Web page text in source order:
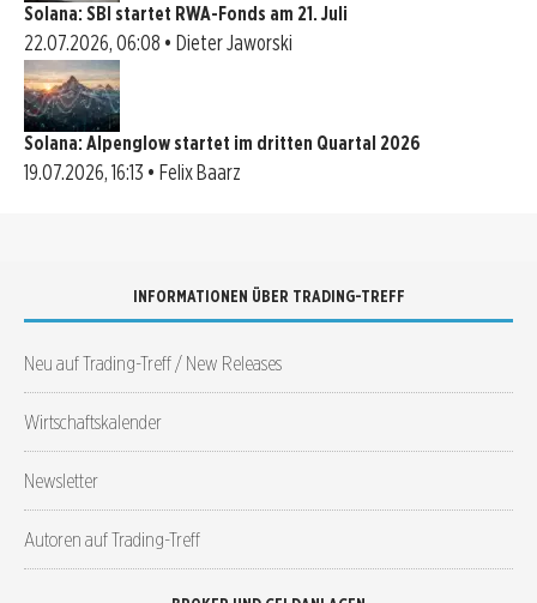
Solana: SBI startet RWA-Fonds am 21. Juli
22.07.2026, 06:08 • Dieter Jaworski
Solana: Alpenglow startet im dritten Quartal 2026
19.07.2026, 16:13 • Felix Baarz
INFORMATIONEN ÜBER TRADING-TREFF
Neu auf Trading-Treff / New Releases
Wirtschaftskalender
Newsletter
Autoren auf Trading-Treff